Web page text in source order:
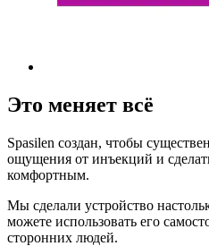
Это меняет всё
Spasilen создан, чтобы
ощущения от инъекций и
комфортным.
Мы сделали устройство
можете использовать его
сторонних людей.